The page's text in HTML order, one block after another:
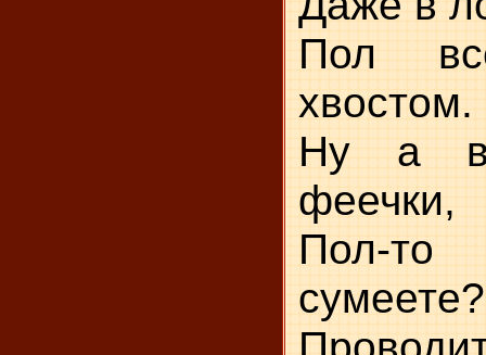
Пол
хвостом.
Ну а
феечки,
Пол-
сумеете?